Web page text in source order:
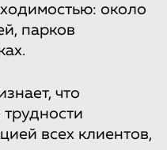
около
парков
что
всех клиентов,